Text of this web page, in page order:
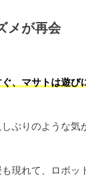
メが再会
、マサトは遊び
ぶりのような気
現れて、ロボッ